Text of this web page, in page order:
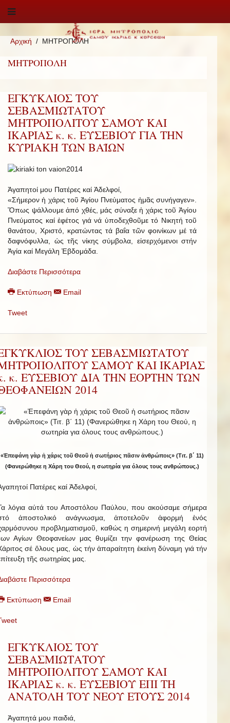
Αρχική ΜΗΤΡΟΠΟΛΗ
ΜΗΤΡΟΠΟΛΗ
ΕΓΚΥΚΛΙΟΣ ΤΟΥ
ΣΕΒΑΣΜΙΩΤΑΤΟΥ
ΜΗΤΡΟΠΟΛΙΤΟΥ ΣΑΜΟΥ ΚΑΙ
ΙΚΑΡΙΑΣ κ. κ. ΕΥΣΕΒΙΟΥ ΓΙΑ ΤΗΝ
ΚΥΡΙΑΚΗ ΤΩΝ ΒΑΪΩΝ
Ἀγαπητοί μου Πατέρες καί Ἀδελφοί,
«Σήμερον ἡ χάρις τοῦ Ἁγίου Πνεύματος ἡμᾶς συνήγαγεν».
Ὅπως ψάλλουμε ἀπό χθές, μάς σύναξε ἡ χάρις τοῦ Ἁγίου
Πνεύματος καί ἐφέτος γιά νά ὑποδεχθοῦμε τό Νικητή τοῦ
θανάτου, Χριστό, κρατώντας τά βαΐα τῶν φοινίκων μέ τά
δαφνόφυλλα, ὡς τῆς νίκης σύμβολα, εἰσερχόμενοι στήν
Ἁγία καί Μεγάλη Ἑβδομάδα.
Διαβάστε Περισσότερα
Εκτύπωση Email
Tweet
ΤΟΥ ΣΕΒΑΣΜΙΩΤΑΤΟΥ
ΣΑΜΟΥ ΚΑΙ ΙΚΑΡΙΑΣ
κ. ΕΥΣΕΒΙΟΥ ΔΙΑ ΤΗΝ ΕΟΡΤΗΝ ΤΩΝ
2014
«Ἐπεφάνη γὰρ ἡ χάρις τοῦ Θεοῦ ἡ σωτήριος πᾶσιν ἀνθρώποις» (Τιτ. β΄ 11)
(Φανερώθηκε η Χάρη του Θεού, η σωτηρία για όλους τους ανθρώπους.)
Πατέρες καί Ἀδελφοί,
λόγια αὐτά του Αποστόλου Παύλου, που ακούσαμε σήμερα
ἀποστολικό ανάγνωσμα, ἀποτελοῦν ἀφορμή ἑνός
προβληματισμοῦ, καθώς η σημερινή μεγάλη εορτή
Αγίων Θεοφανείων μας θυμίζει την φανέρωση της Θείας
σέ ὅλους μας, ὡς τήν ἀπαραίτητη ἐκείνη δύναμη γιά τήν
τῆς σωτηρίας μας.
Περισσότερα
Εκτύπωση Email
ΕΓΚΥΚΛΙΟΣ ΤΟΥ
ΣΕΒΑΣΜΙΩΤΑΤΟΥ
ΜΗΤΡΟΠΟΛΙΤΟΥ ΣΑΜΟΥ ΚΑΙ
ΙΚΑΡΙΑΣ κ. κ. ΕΥΣΕΒΙΟΥ ΕΠΙ ΤΗ
ΑΝΑΤΟΛΗ ΤΟΥ ΝΕΟΥ ΕΤΟΥΣ 2014
Ἀγαπητά μου παιδιά,